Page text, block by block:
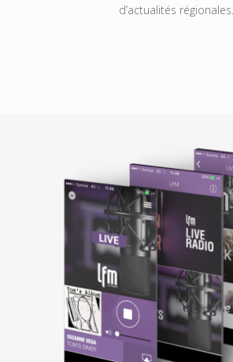
d’actualités régionales.